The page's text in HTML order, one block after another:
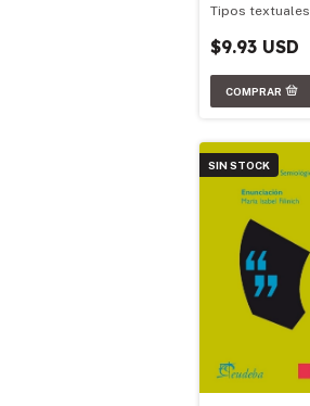
Tipos textuales
$9.93 USD
SIN STOCK